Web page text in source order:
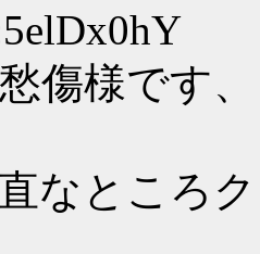
傷様です
なところ